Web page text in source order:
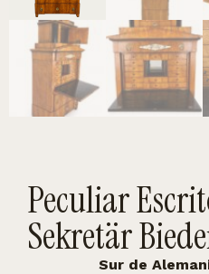
Peculiar
Sekretär
Sur de